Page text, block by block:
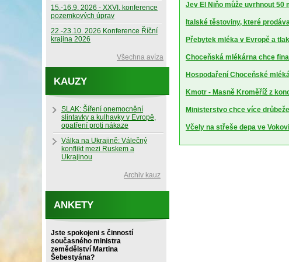
Jev El Niňo může uvrhnout 50
Italské těstoviny, které
Přebytek mléka v Evropě a
Choceňská mlékárna chce
Hospodaření Choceňské
Kmotr - Masně Kroměříž z
Ministerstvo chce více
Včely na střeše depa ve
15.-16.9. 2026 - XXVI. konference
pozemkových úprav
22.-23.10. 2026 Konference Říční
krajina 2026
Všechna avíza
KAUZY
SLAK: Šíření onemocnění
slintavky a kulhavky v Evropě,
opatření proti nákaze
Válka na Ukrajině: Válečný
konflikt mezi Ruskem a
Ukrajinou
Archiv kauz
ANKETY
Jste spokojeni s činností
současného ministra
zemědělství Martina
Šebestyána?